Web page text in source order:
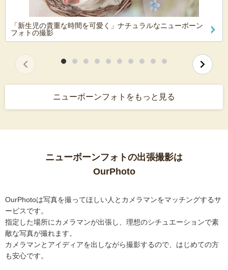
「新生児の貴重な時間を可愛く」ナチュラルなニューボーン
フォトの撮影
ニューボーンフォトをもっと見る
ニューボーンフォトの出張撮影は
OurPhoto
OurPhotoは写真を撮ってほしい人とカメラマンをマッチングするサ
ービスです。
指定した場所にカメラマンが出張し、理想のシチュエーションで素
敵な写真が撮れます。
カメラマンとアイディアを出しながら撮影するので、はじめての方
も安心です。